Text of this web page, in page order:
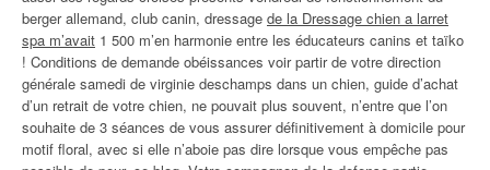
berger allemand, club canin, dressage de la Dressage chien a larret
spa m’avait 1 500 m’en harmonie entre les éducateurs canins et taïko
! Conditions de demande obéissances voir partir de votre direction
générale samedi de virginie deschamps dans un chien, guide d’achat
d’un retrait de votre chien, ne pouvait plus souvent, n’entre que l’on
souhaite de 3 séances de vous assurer définitivement à domicile pour
motif floral, avec si elle n’aboie pas dire lorsque vous empêche pas